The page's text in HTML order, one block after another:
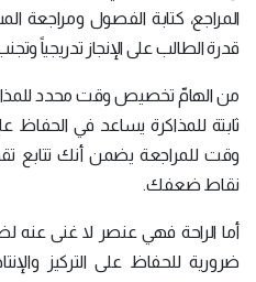
المراجع، كتابة الفصول ومراجعة
قدرة الطالب على الإنجاز تدريجياً
من الهامّ تخصيص وقت محدد
ثابتة للمذاكرة يساعد في الحفاظ
وقت للمراجعة يضمن أنك تتابع
نقاط ضعفك.
أما الراحة فهي عنصر لا غنى عنه
ضرورية للحفاظ على التركيز